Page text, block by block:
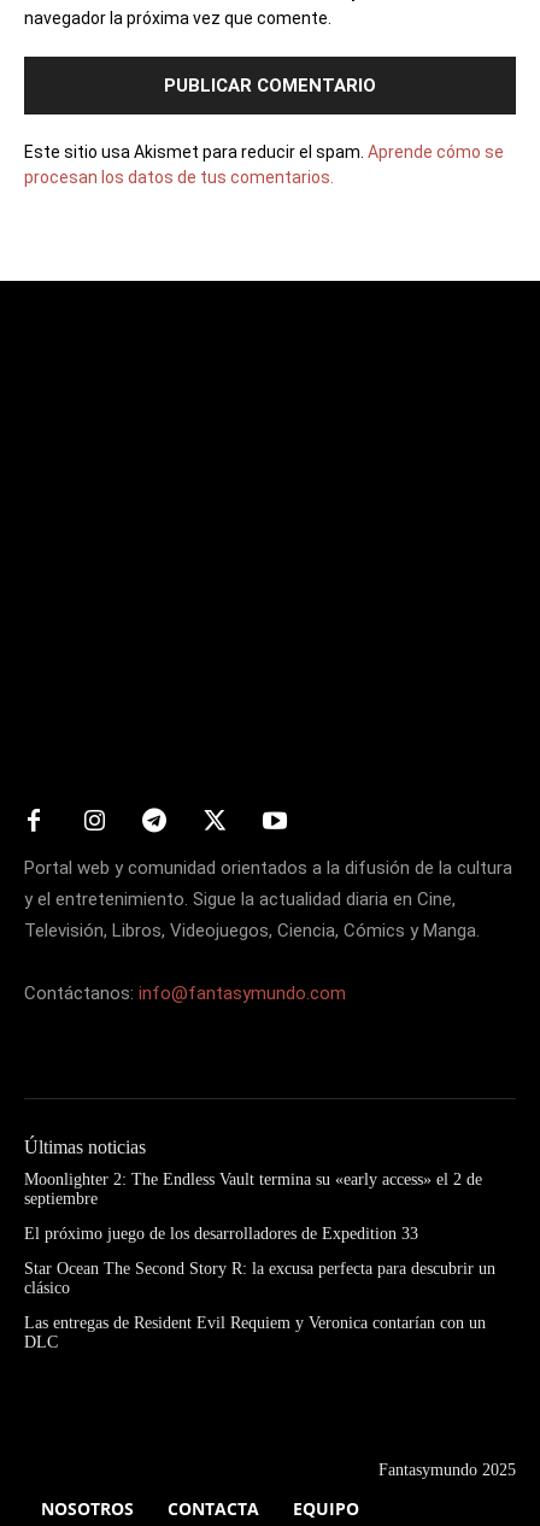
navegador la próxima vez que comente.
Este sitio usa Akismet para reducir el spam. Aprende cómo se
procesan los datos de tus comentarios.
Portal web y comunidad orientados a la difusión de la cultura
y el entretenimiento. Sigue la actualidad diaria en Cine,
Televisión, Libros, Videojuegos, Ciencia, Cómics y Manga.
Contáctanos: info@fantasymundo.com
Últimas noticias
Moonlighter 2: The Endless Vault termina su «early access» el 2 de
septiembre
El próximo juego de los desarrolladores de Expedition 33
Star Ocean The Second Story R: la excusa perfecta para descubrir un
clásico
Las entregas de Resident Evil Requiem y Veronica contarían con un
DLC
Fantasymundo 2025
NOSOTROS CONTACTA EQUIPO